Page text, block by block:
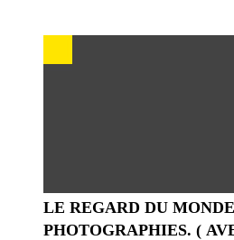
LE REGARD DU
PHOTOGRAPHIES. (